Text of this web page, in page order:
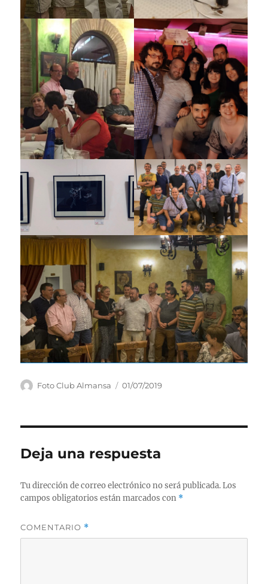
Autor
Foto Club Almansa
Publicado
01/07/2019
Deja una respuesta
Tu dirección de correo electrónico no será publicada. Los
campos obligatorios están marcados con *
COMENTARIO *